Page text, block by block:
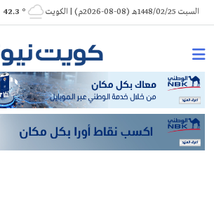
Skip
to
السبت 1448/02/25هـ (08-08-2026م) | الكويت ° 42.3